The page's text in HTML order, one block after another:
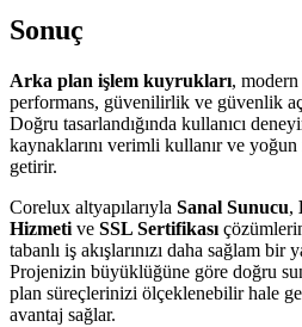
Sonuç
Arka plan işlem kuyrukları,
performans, güvenilirlik ve güvenlik
Doğru tasarlandığında kullanıcı
kaynaklarını verimli kullanır ve
getirir.
Corelux altyapılarıyla Sanal Sunucu,
Hizmeti ve SSL Sertifikası
tabanlı iş akışlarınızı daha sağlam bir
Projenizin büyüklüğüne göre doğru
plan süreçlerinizi ölçeklenebilir hale
avantaj sağlar.